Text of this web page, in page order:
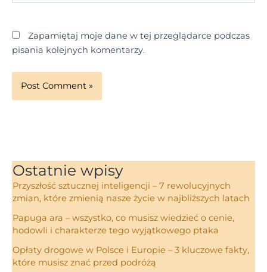
Zapamiętaj moje dane w tej przeglądarce podczas
pisania kolejnych komentarzy.
Ostatnie wpisy
Przyszłość sztucznej inteligencji – 7 rewolucyjnych
zmian, które zmienią nasze życie w najbliższych latach
Papuga ara – wszystko, co musisz wiedzieć o cenie,
hodowli i charakterze tego wyjątkowego ptaka
Opłaty drogowe w Polsce i Europie – 3 kluczowe fakty,
które musisz znać przed podróżą